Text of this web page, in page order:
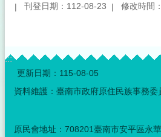
刊登日期：112-08-23
修改時間
:::
更新日期： 115-08-05
資料維護：臺南市政府原住民族事務委
原民會地址：708201臺南市安平區永